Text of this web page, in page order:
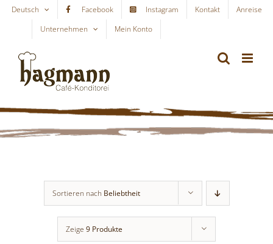
Skip
content
Deutsch Facebook Instagram Kontakt
Anreise
Unternehmen
Mein Konto
Sortieren nach Beliebtheit
Zeige 9 Produkte